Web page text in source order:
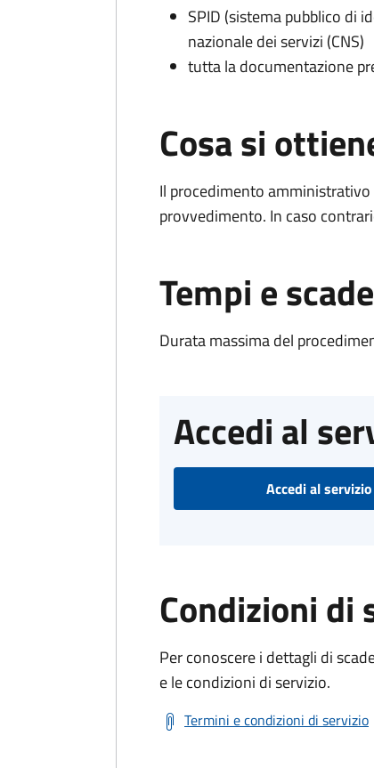
SPID (sistema pubblico di
nazionale dei servizi (CNS)
tutta la documentazione
Cosa si
Il procedimento
provvedimento. In caso
Tempi e
Durata massima del
Accedi al
Accedi al servizio
Condizioni di
Per conoscere i dettagli di
e le condizioni di servizio.
Termini e condizioni di servizio